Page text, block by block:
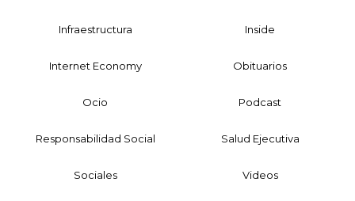
Infraestructura Inside
Internet Economy Obituarios
Ocio Podcast
Responsabilidad Social Salud Ejecutiva
Sociales Videos